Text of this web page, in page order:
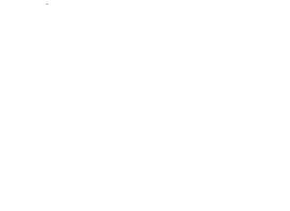
oídos. Mantener fuera del alcance